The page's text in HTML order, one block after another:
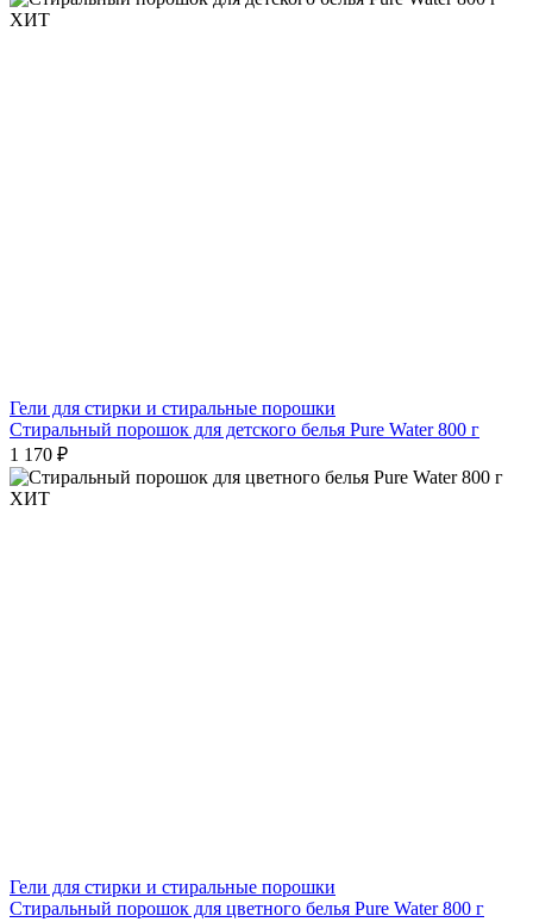
ХИТ
Гели для стирки и стиральные порошки
Стиральный порошок для детского белья Pure Water 800 г
1 170 ₽
ХИТ
Гели для стирки и стиральные порошки
Стиральный порошок для цветного белья Pure Water 800 г